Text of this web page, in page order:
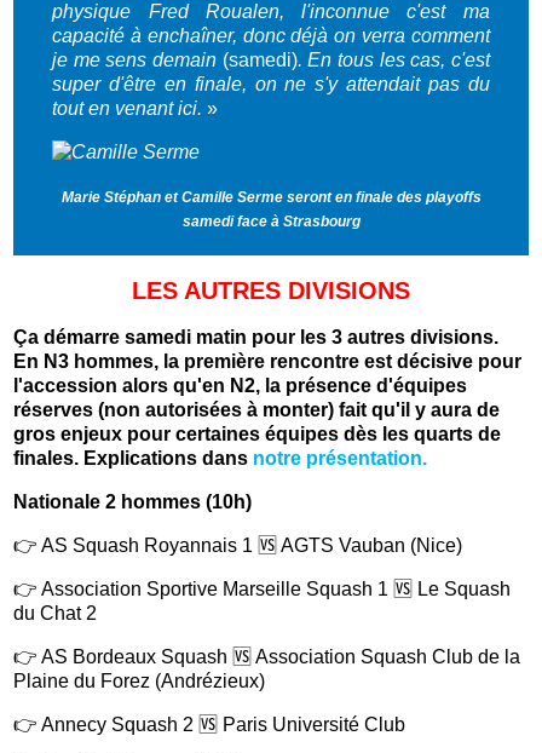
physique Fred Roualen, l'inconnue c'est ma
capacité à enchaîner, donc déjà on verra comment
je me sens demain (samedi). En tous les cas, c'est
super d'être en finale, on ne s'y attendait pas du
tout en venant ici.»
Marie Stéphan et Camille Serme seront en finale des playoffs
samedi face à Strasbourg
LES AUTRES DIVISIONS
Ça démarre samedi matin pour les 3 autres divisions.
En N3 hommes, la première rencontre est décisive pour
l'accession alors qu'en N2, la présence d'équipes
réserves (non autorisées à monter) fait qu'il y aura de
gros enjeux pour certaines équipes dès les quarts de
finales. Explications dans notre présentation.
Nationale 2 hommes (10h)
👉 AS Squash Royannais 1 🆚 AGTS Vauban (Nice)
👉 Association Sportive Marseille Squash 1 🆚 Le Squash
du Chat 2
👉 AS Bordeaux Squash 🆚 Association Squash Club de la
Plaine du Forez (Andrézieux)
👉 Annecy Squash 2 🆚 Paris Université Club